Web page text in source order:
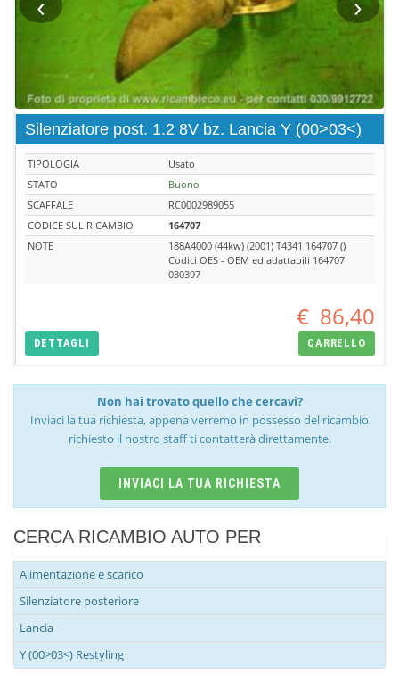
Silenziatore post. 1.2 8V bz. Lancia Y (00>03<)
TIPOLOGIA
Usato
STATO
Buono
SCAFFALE
RC0002989055
CODICE SUL RICAMBIO
164707
NOTE
188A4000 (44kw) (2001) T4341 164707 ()
Codici OES - OEM ed adattabili 164707
030397
€ 86,40
DETTAGLI CARRELLO
Non hai trovato quello che cercavi?
Inviaci la tua richiesta, appena verremo in possesso del ricambio
richiesto il nostro staff ti contatterà direttamente.
INVIACI LA TUA RICHIESTA
CERCA RICAMBIO AUTO PER
Alimentazione e scarico
Silenziatore posteriore
Lancia
Y (00>03<) Restyling